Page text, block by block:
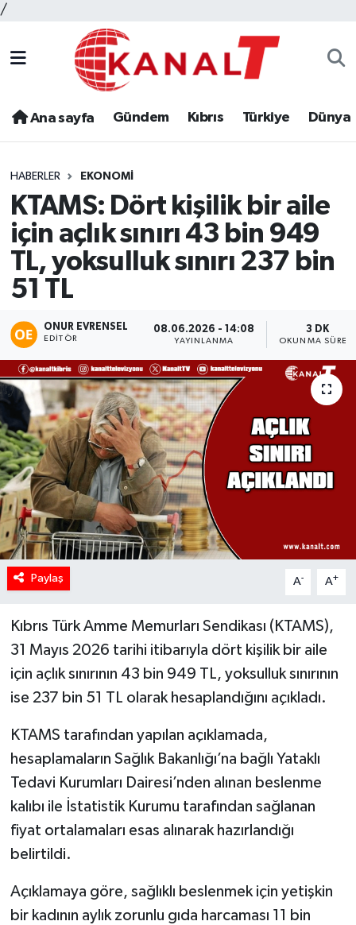
/
Ana sayfa Gündem Kıbrıs Türkiye Dünya
HABERLER EKONOMI
KTAMS: Dört kişilik bir aile
için açlık sınırı 43 bin 949
TL, yoksulluk sınırı 237 bin
51 TL
ONUR EVRENSEL
EDITÖR
08.06.2026 - 14:08
YAYINLANMA
3 DK
OKUNMA SÜRESI
Paylaş A- A+
Kıbrıs Türk Amme Memurları Sendikası (KTAMS),
31 Mayıs 2026 tarihi itibarıyla dört kişilik bir aile
için açlık sınırının 43 bin 949 TL, yoksulluk sınırının
ise 237 bin 51 TL olarak hesaplandığını açıkladı.
KTAMS tarafından yapılan açıklamada,
hesaplamaların Sağlık Bakanlığı’na bağlı Yataklı
Tedavi Kurumları Dairesi’nden alınan beslenme
kalıbı ile İstatistik Kurumu tarafından sağlanan
fiyat ortalamaları esas alınarak hazırlandığı
belirtildi.
Açıklamaya göre, sağlıklı beslenmek için yetişkin
bir kadının aylık zorunlu gıda harcaması 11 bin